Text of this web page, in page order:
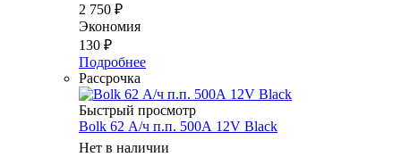
2 750 ₽
Экономия
130 ₽
Подробнее
Рассрочка
Быстрый просмотр
Bolk 62 А/ч п.п. 500А 12V Black
Нет в наличии